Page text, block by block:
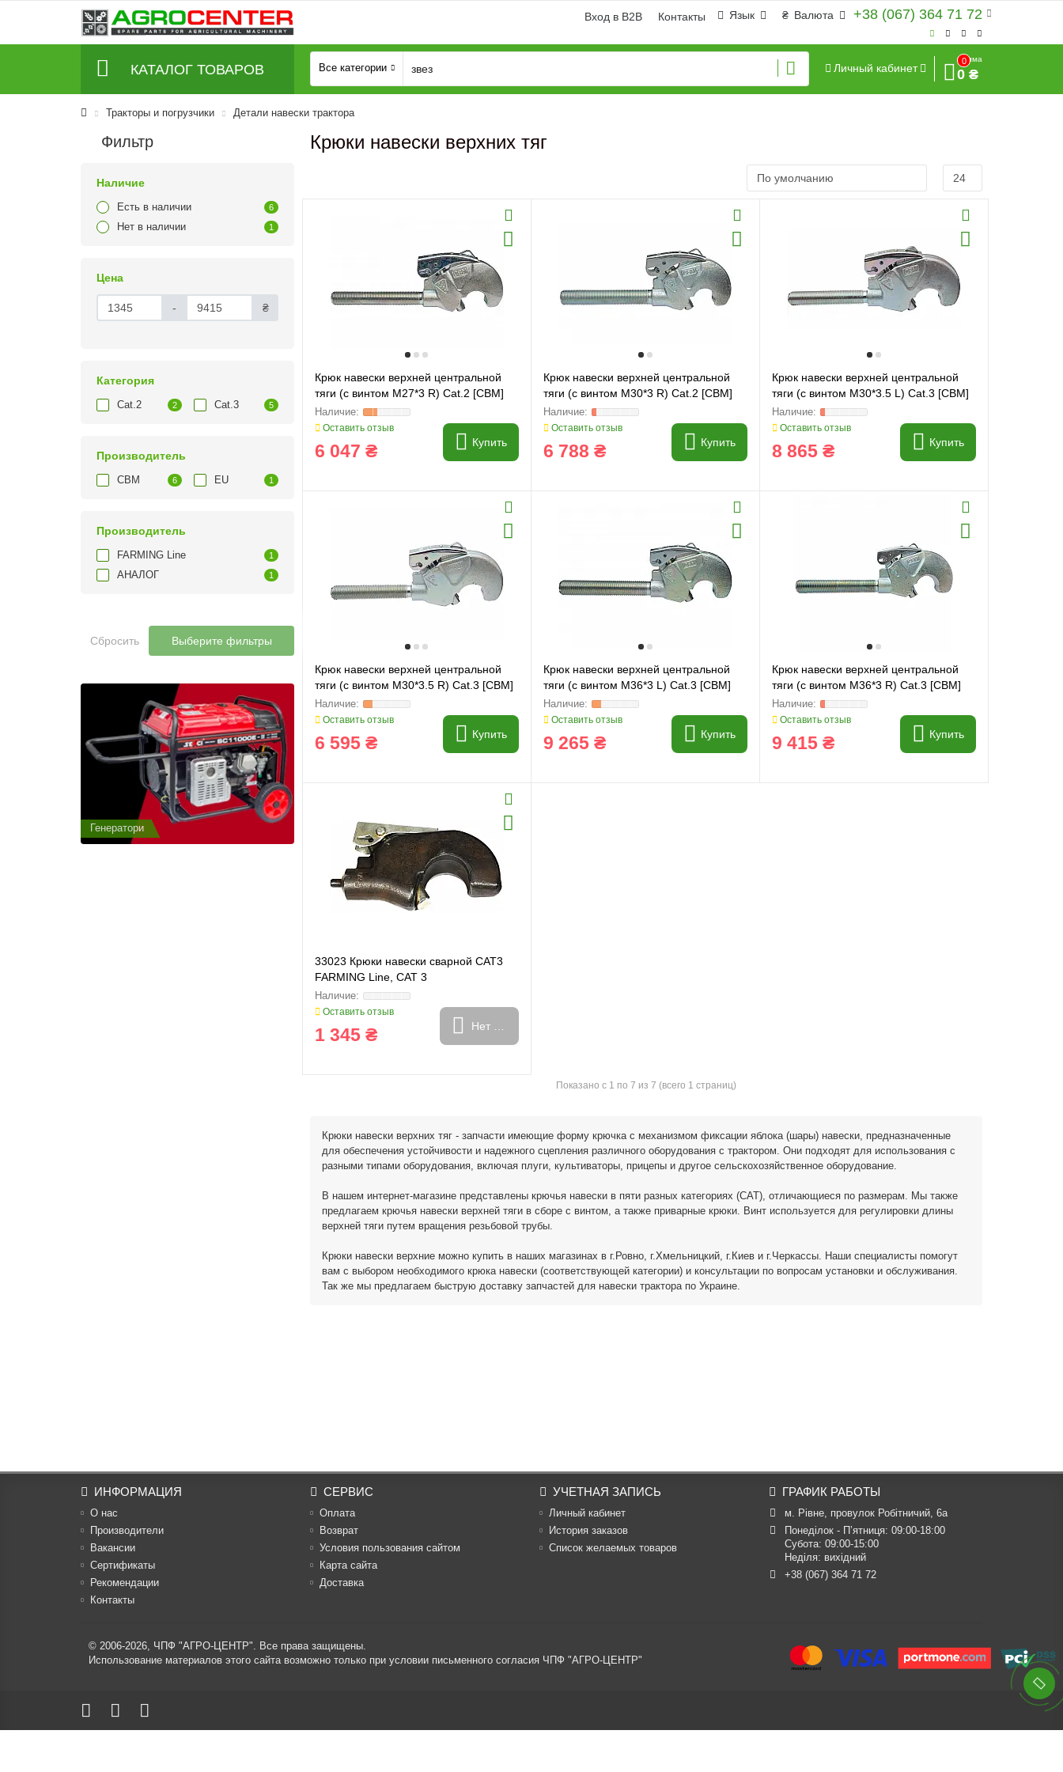
+38 (067) 364 71 72
₴ Валюта
Язык
Вход в B2B Контакты
КАТАЛОГ ТОВАРОВ Все категории Личный кабинет
0
Сумма
0 ₴
Тракторы и погрузчики Детали навески трактора
Фильтр
Наличие
Есть в наличии 6
Нет в наличии 1
Цена
- ₴
Категория
Cat.2 2 Cat.3 5
Производитель
CBM 6 EU 1
Производитель
FARMING Line 1
АНАЛОГ 1
Сбросить Выберите фильтры
Генератори Генератори
Крюки навески верхних тяг
Крюк навески верхней центральной
тяги (с винтом M27*3 R) Cat.2 [CBM]
Оставить отзыв
6 047 ₴ Купить
Крюк навески верхней центральной
тяги (с винтом M30*3 R) Cat.2 [CBM]
Оставить отзыв
6 788 ₴ Купить
Крюк навески верхней центральной
тяги (с винтом M30*3.5 L) Cat.3 [CBM]
Оставить отзыв
8 865 ₴ Купить
Крюк навески верхней центральной
тяги (с винтом M30*3.5 R) Cat.3 [CBM]
Оставить отзыв
6 595 ₴ Купить
Крюк навески верхней центральной
тяги (с винтом M36*3 L) Cat.3 [CBM]
Оставить отзыв
9 265 ₴ Купить
Крюк навески верхней центральной
тяги (с винтом M36*3 R) Cat.3 [CBM]
Оставить отзыв
9 415 ₴ Купить
33023 Крюки навески сварной CAT3
FARMING Line, CAT 3
Оставить отзыв
1 345 ₴ Нет в наличии
Показано с 1 по 7 из 7 (всего 1 страниц)
Крюки навески верхних тяг - запчасти имеющие форму крючка с механизмом фиксации яблока (шары) навески, предназначенные
для обеспечения устойчивости и надежного сцепления различного оборудования с трактором. Они подходят для использования с
разными типами оборудования, включая плуги, культиваторы, прицепы и другое сельскохозяйственное оборудование.
В нашем интернет-магазине представлены крючья навески в пяти разных категориях (CAT), отличающиеся по размерам. Мы также
предлагаем крючья навески верхней тяги в сборе с винтом, а также приварные крюки. Винт используется для регулировки длины
верхней тяги путем вращения резьбовой трубы.
Крюки навески верхние можно купить в наших магазинах в г.Ровно, г.Хмельницкий, г.Киев и г.Черкассы. Наши специалисты помогут
вам с выбором необходимого крюка навески (соответствующей категории) и консультации по вопросам установки и обслуживания.
Так же мы предлагаем быструю доставку запчастей для навески трактора по Украине.
ИНФОРМАЦИЯ
О нас
Производители
Вакансии
Cертификаты
Рекомендации
Контакты
СЕРВИС
Оплата
Возврат
Условия пользования сайтом
Карта сайта
Доставка
УЧЕТНАЯ ЗАПИСЬ
Личный кабинет
История заказов
Список желаемых товаров
ГРАФИК РАБОТЫ
м. Рівне, провулок Робітничий, 6а
Понеділок - П’ятниця: 09:00-18:00
Субота: 09:00-15:00
Неділя: вихідний
+38 (067) 364 71 72
© 2006-2026, ЧПФ "АГРО-ЦЕНТР". Все права защищены.
Использование материалов этого сайта возможно только при условии письменного согласия ЧПФ "АГРО-ЦЕНТР"